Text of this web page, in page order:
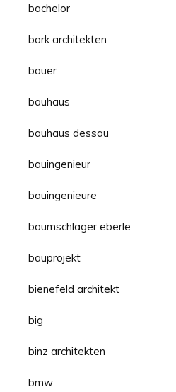
bachelor
bark architekten
bauer
bauhaus
bauhaus dessau
bauingenieur
bauingenieure
baumschlager eberle
bauprojekt
bienefeld architekt
big
binz architekten
bmw